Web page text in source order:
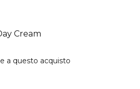
Cream
a questo acquisto